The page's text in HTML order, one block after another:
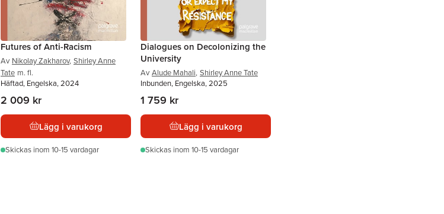
Futures of Anti-Racism
Av Nikolay Zakharov, Shirley Anne
Tate m. fl.
Häftad, Engelska, 2024
2 009 kr
Lägg i varukorg
Skickas inom 10-15 vardagar
Dialogues on Decolonizing the
University
Av Alude Mahali, Shirley Anne Tate
Inbunden, Engelska, 2025
1 759 kr
Lägg i varukorg
Skickas inom 10-15 vardagar